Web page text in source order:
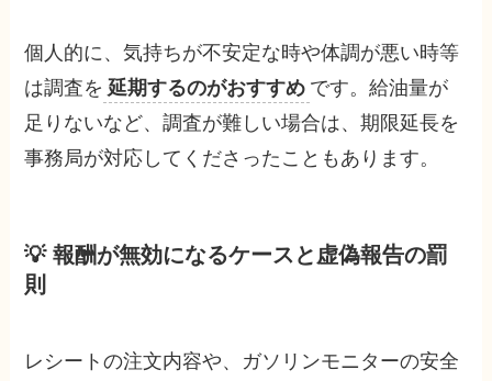
個人的に、気持ちが不安定な時や体調が悪い時等
は調査を 延期するのがおすすめ です。給油量が
足りないなど、調査が難しい場合は、期限延長を
事務局が対応してくださったこともあります。
💡 報酬が無効になるケースと虚偽報告の罰
則
レシートの注文内容や、ガソリンモニターの安全